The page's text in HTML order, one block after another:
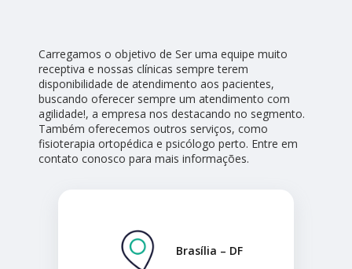
Carregamos o objetivo de Ser uma equipe muito
receptiva e nossas clínicas sempre terem
disponibilidade de atendimento aos pacientes,
buscando oferecer sempre um atendimento com
agilidade!, a empresa nos destacando no segmento.
Também oferecemos outros serviços, como
fisioterapia ortopédica e psicólogo perto. Entre em
contato conosco para mais informações.
Brasília – DF